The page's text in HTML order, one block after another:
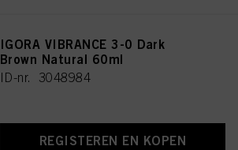
IGORA VIBRANCE 3-0 Dark
Brown Natural 60ml
ID-nr. 3048984
REGISTEREN EN KOPEN